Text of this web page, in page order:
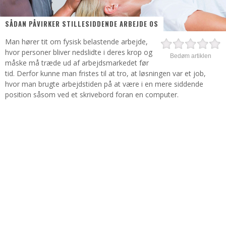
SÅDAN PÅVIRKER STILLESIDDENDE ARBEJDE OS
Bedøm artiklen
Man hører tit om fysisk belastende arbejde,
hvor personer bliver nedslidte i deres krop og
måske må træde ud af arbejdsmarkedet før
tid. Derfor kunne man fristes til at tro, at løsningen var et job,
hvor man brugte arbejdstiden på at være i en mere siddende
position såsom ved et skrivebord foran en computer.